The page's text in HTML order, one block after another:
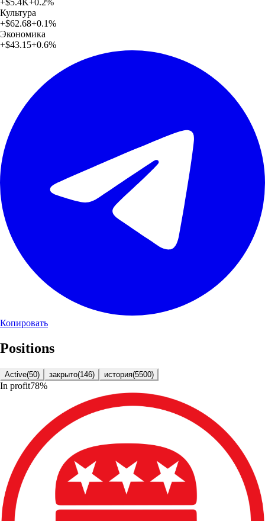
+$5.4K+0.2%
Культура
+$62.68+0.1%
Экономика
+$43.15+0.6%
Копировать
Positions
Active(50) закрыто(146) история(5500)
In profit78%